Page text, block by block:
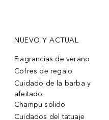
NUEVO Y ACTUAL
Fragrancias de verano
Cofres de regalo
Cuidado de la barba y
afeitado
Champu solido
Cuidados del tatuaje